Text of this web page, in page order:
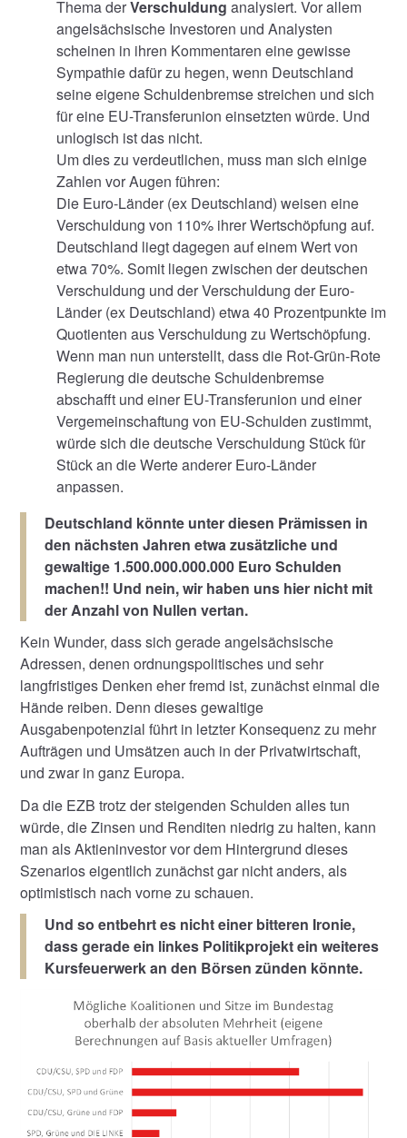
Thema derVerschuldunganalysiert. Vor allem
angelsächsische Investoren und Analysten
scheinen in ihren Kommentaren eine gewisse
Sympathie dafür zu hegen, wenn Deutschland
seine eigene Schuldenbremse streichen und sich
für eine EU-Transferunion einsetzten würde. Und
unlogisch ist das nicht.
Um dies zu verdeutlichen, muss man sich einige
Zahlen vor Augen führen:
Die Euro-Länder (ex Deutschland) weisen eine
Verschuldung von 110% ihrer Wertschöpfung auf.
Deutschland liegt dagegen auf einem Wert von
etwa 70%. Somit liegen zwischen der deutschen
Verschuldung und der Verschuldung der Euro-
Länder (ex Deutschland) etwa 40 Prozentpunkte im
Quotienten aus Verschuldung zu Wertschöpfung.
Wenn man nun unterstellt, dass die Rot-Grün-Rote
Regierung die deutsche Schuldenbremse
abschafft und einer EU-Transferunion und einer
Vergemeinschaftung von EU-Schulden zustimmt,
würde sich die deutsche Verschuldung Stück für
Stück an die Werte anderer Euro-Länder
anpassen.
Deutschland könnte unter diesen Prämissen in
den nächsten Jahren etwa zusätzliche und
gewaltige 1.500.000.000.000 Euro Schulden
machen!! Und nein, wir haben uns hier nicht mit
der Anzahl von Nullen vertan.
Kein Wunder, dass sich gerade angelsächsische
Adressen, denen ordnungspolitisches und sehr
langfristiges Denken eher fremd ist, zunächst einmal die
Hände reiben. Denn dieses gewaltige
Ausgabenpotenzial führt in letzter Konsequenz zu mehr
Aufträgen und Umsätzen auch in der Privatwirtschaft,
und zwar in ganz Europa.
Da die EZB trotz der steigenden Schulden alles tun
würde, die Zinsen und Renditen niedrig zu halten, kann
man als Aktieninvestor vor dem Hintergrund dieses
Szenarios eigentlich zunächst gar nicht anders, als
optimistisch nach vorne zu schauen.
Und so entbehrt es nicht einer bitteren Ironie,
dass gerade ein linkes Politikprojekt ein weiteres
Kursfeuerwerk an den Börsen zünden könnte.